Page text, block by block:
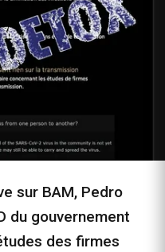
sur BAM, Pedro
du gouvernement
des firmes